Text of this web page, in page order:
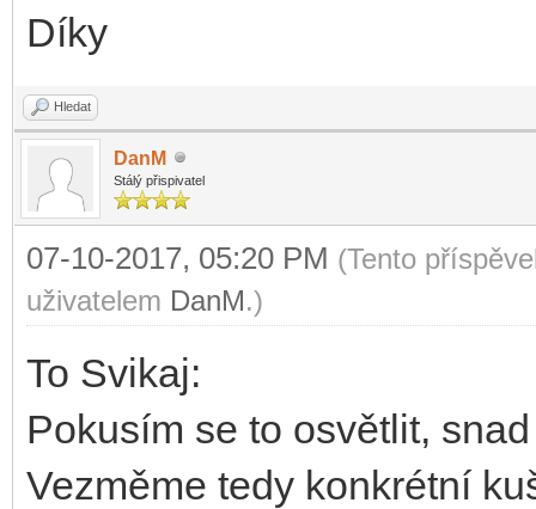
Díky
Hledat
DanM
Stálý přispivatel
07-10-2017, 05:20 PM (Tento
uživatelem DanM.)
To Svikaj:
Pokusím se to osvětlit,
Vezměme tedy konkrétní